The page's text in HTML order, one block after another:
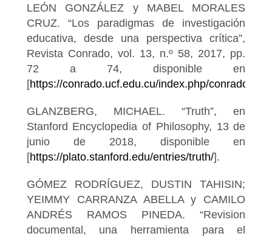
LEÓN GONZÁLEZ y MABEL MORALES
CRUZ. “Los paradigmas de investigación
educativa, desde una perspectiva crítica”,
Revista Conrado, vol. 13, n.º 58, 2017, pp.
72 a 74, disponible en
[https://conrado.ucf.edu.cu/index.php/conrado/
GLANZBERG, MICHAEL. “Truth”, en
Stanford Encyclopedia of Philosophy, 13 de
junio de 2018, disponible en
[https://plato.stanford.edu/entries/truth/].
GÓMEZ RODRÍGUEZ, DUSTIN TAHISIN;
YEIMMY CARRANZA ABELLA y CAMILO
ANDRÉS RAMOS PINEDA. “Revision
documental, una herramienta para el